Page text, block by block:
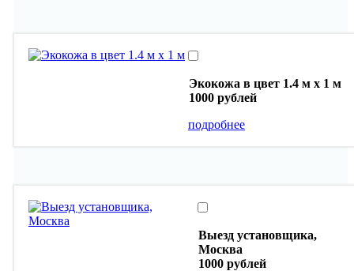
Экокожа в цвет 1.4 м х 1 м
1000 рублей
подробнее
Выезд установщика,
Москва
1000 рублей